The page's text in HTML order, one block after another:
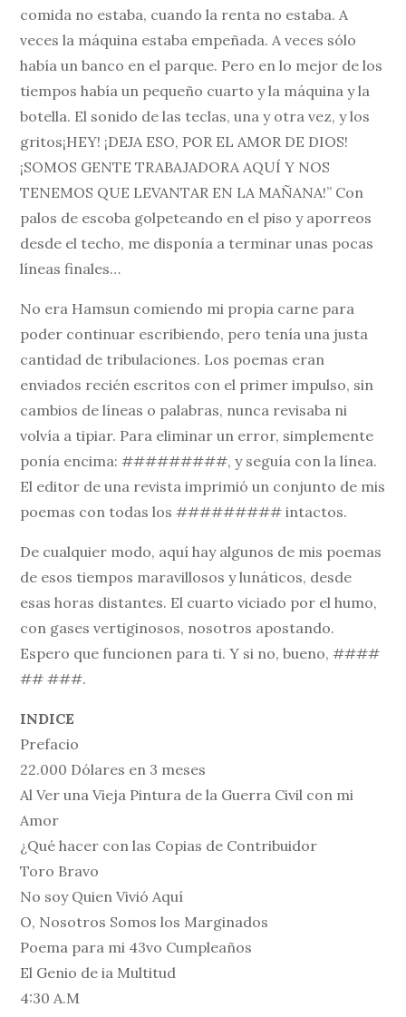
comida no estaba, cuando la renta no estaba. A
veces la máquina estaba empeñada. A veces sólo
había un banco en el parque. Pero en lo mejor de los
tiempos había un pequeño cuarto y la máquina y la
botella. El sonido de las teclas, una y otra vez, y los
gritos¡HEY! ¡DEJA ESO, POR EL AMOR DE DIOS!
¡SOMOS GENTE TRABAJADORA AQUÍ Y NOS
TENEMOS QUE LEVANTAR EN LA MAÑANA!” Con
palos de escoba golpeteando en el piso y aporreos
desde el techo, me disponía a terminar unas pocas
líneas finales…
No era Hamsun comiendo mi propia carne para
poder continuar escribiendo, pero tenía una justa
cantidad de tribulaciones. Los poemas eran
enviados recién escritos con el primer impulso, sin
cambios de líneas o palabras, nunca revisaba ni
volvía a tipiar. Para eliminar un error, simplemente
ponía encima: #########, y seguía con la línea.
El editor de una revista imprimió un conjunto de mis
poemas con todas los ######### intactos.
De cualquier modo, aquí hay algunos de mis poemas
de esos tiempos maravillosos y lunáticos, desde
esas horas distantes. El cuarto viciado por el humo,
con gases vertiginosos, nosotros apostando.
Espero que funcionen para ti. Y si no, bueno, ####
## ###.
INDICE
Prefacio
22.000 Dólares en 3 meses
Al Ver una Vieja Pintura de la Guerra Civil con mi
Amor
¿Qué hacer con las Copias de Contribuidor
Toro Bravo
No soy Quien Vivió Aquí
O, Nosotros Somos los Marginados
Poema para mi 43vo Cumpleaños
El Genio de ia Multitud
4:30 A.M